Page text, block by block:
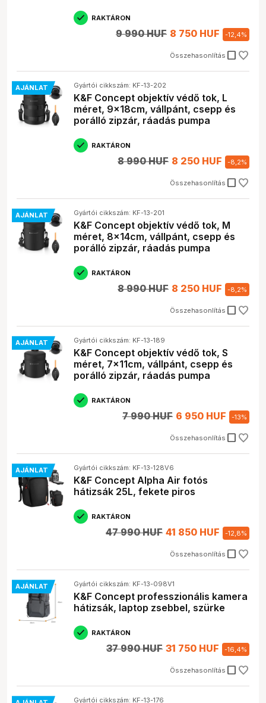
RAKTÁRON
Összehasonlítás check_box_outline_blank
9 990 HUF 8 750 HUF -12,4%
AJÁNLAT Gyártói cikkszám: KF-13-202
K&F Concept objektív védő tok, L
méret, 9x18cm, vállpánt, csepp és
porálló zipzár, ráadás pumpa
RAKTÁRON
Összehasonlítás check_box_outline_blank
8 990 HUF 8 250 HUF -8,2%
AJÁNLAT Gyártói cikkszám: KF-13-201
K&F Concept objektív védő tok, M
méret, 8x14cm, vállpánt, csepp és
porálló zipzár, ráadás pumpa
RAKTÁRON
Összehasonlítás check_box_outline_blank
8 990 HUF 8 250 HUF -8,2%
AJÁNLAT Gyártói cikkszám: KF-13-189
K&F Concept objektív védő tok, S
méret, 7x11cm, vállpánt, csepp és
porálló zipzár, ráadás pumpa
RAKTÁRON
Összehasonlítás check_box_outline_blank
7 990 HUF 6 950 HUF -13%
AJÁNLAT Gyártói cikkszám: KF-13-128V6
K&F Concept Alpha Air fotós
hátizsák 25L, fekete piros
RAKTÁRON
Összehasonlítás check_box_outline_blank
47 990 HUF 41 850 HUF -12,8%
AJÁNLAT Gyártói cikkszám: KF-13-098V1
K&F Concept professzionális kamera
hátizsák, laptop zsebbel, szürke
RAKTÁRON
Összehasonlítás check_box_outline_blank
37 990 HUF 31 750 HUF -16,4%
Gyártói cikkszám: KF-13-176